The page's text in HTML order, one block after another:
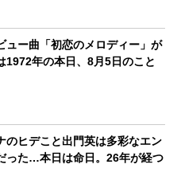
ュー曲「初恋のメロディー」が
1972年の本日、8月5日のこと
のヒデこと出門英は多彩なエン
った…本日は命日。26年が経つ